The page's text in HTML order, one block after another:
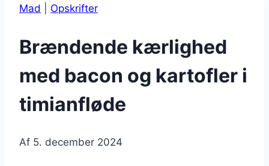
Mad Opskrifter
Brændende kærlighed
med bacon og kartofler i
timianfløde
Af 5. december 2024